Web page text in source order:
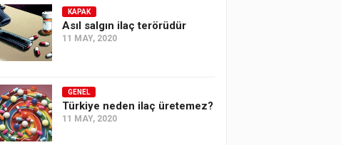
KAPAK
Asıl salgın ilaç terörüdür
11 MAY, 2020
GENEL
Türkiye neden ilaç üretemez?
11 MAY, 2020